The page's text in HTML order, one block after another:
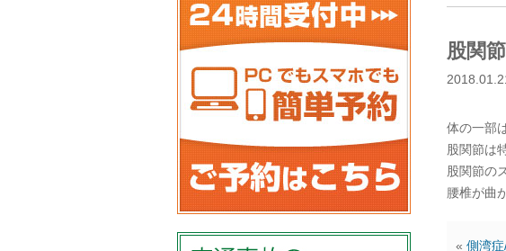
股関
体の一部
股関節は
股関節の
腰椎が曲
« 側湾